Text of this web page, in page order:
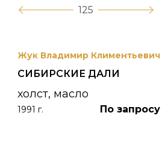
125
Жук Владимир Климентьевич
СИБИРСКИЕ ДАЛИ
холст, масло
1991 г. По запросу